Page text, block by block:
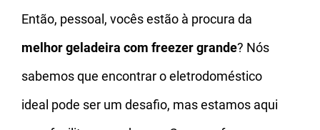
Então, pessoal, vocês estão à procura da
melhor geladeira com freezer grande? Nós
sabemos que encontrar o eletrodoméstico
ideal pode ser um desafio, mas estamos aqui